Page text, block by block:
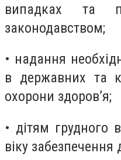
випадках та
законодавством;
• надання
в державних та
охорони здоров’я;
• дітям грудного
віку